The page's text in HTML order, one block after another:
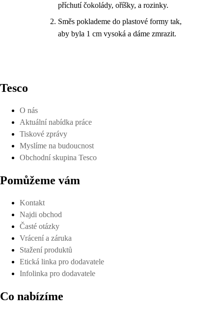
příchutí čokolády, oříšky, a rozinky.
Směs poklademe do plastové formy tak,
aby byla 1 cm vysoká a dáme zmrazit.
Tesco
O nás
Aktuální nabídka práce
Tiskové zprávy
Myslíme na budoucnost
Obchodní skupina Tesco
Pomůžeme vám
Kontakt
Najdi obchod
Časté otázky
Vrácení a záruka
Stažení produktů
Etická linka pro dodavatele
Infolinka pro dodavatele
Co nabízíme